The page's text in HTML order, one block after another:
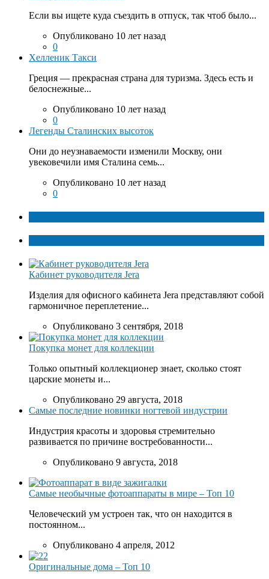
Если вы ищете куда съездить в отпуск, так чтоб было...
Опубликовано 10 лет назад
0
Хелленик Такси
Греция — прекрасная страна для туризма. Здесь есть и
белоснежные...
Опубликовано 10 лет назад
0
Легенды Сталинских высоток
Они до неузнаваемости изменили Москву, они
увековечили имя Сталина семь...
Опубликовано 10 лет назад
0
Кабинет руководителя Jera
Изделия для офисного кабинета Jera представляют собой
гармоничное переплетение...
Опубликовано 3 сентября, 2018
Покупка монет для коллекции
Только опытный коллекционер знает, сколько стоят
царские монеты и...
Опубликовано 29 августа, 2018
Самые последние новинки ногтевой индустрии
Индустрия красоты и здоровья стремительно
развивается по причине востребованности...
Опубликовано 9 августа, 2018
Самые необычные фотоаппараты в мире – Топ 10
Человеческий ум устроен так, что он находится в
постоянном...
Опубликовано 4 апреля, 2012
Оригинальные дома – Топ 10